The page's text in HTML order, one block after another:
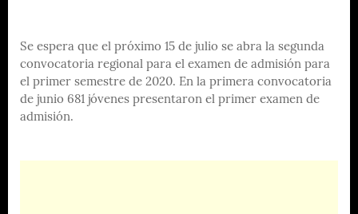
Se espera que el próximo 15 de julio se abra la segunda
convocatoria regional para el examen de admisión para
el primer semestre de 2020. En la primera convocatoria
de junio 681 jóvenes presentaron el primer examen de
admisión.